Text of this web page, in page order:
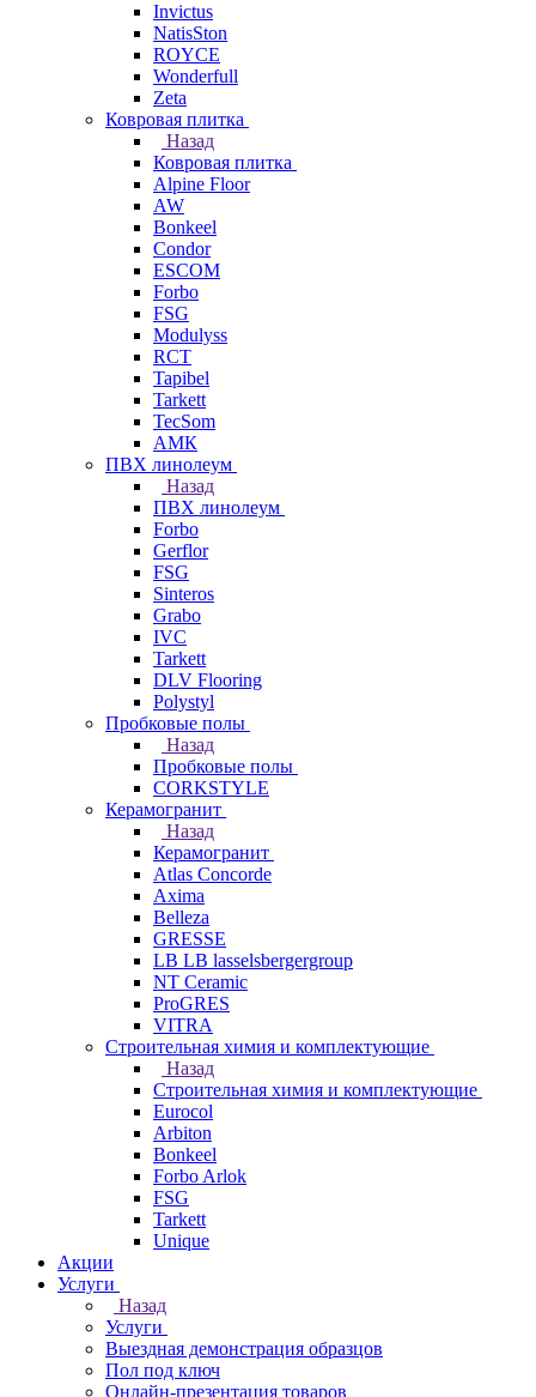
Invictus
NatisSton
ROYCE
Wonderfull
Zeta
Ковровая плитка
Назад
Ковровая плитка
Alpine Floor
AW
Bonkeel
Condor
ESCOM
Forbo
FSG
Modulyss
RCT
Tapibel
Tarkett
TecSom
АМК
ПВХ линолеум
Назад
ПВХ линолеум
Forbo
Gerflor
FSG
Sinteros
Grabo
IVC
Tarkett
DLV Flooring
Polystyl
Пробковые полы
Назад
Пробковые полы
CORKSTYLE
Керамогранит
Назад
Керамогранит
Atlas Concorde
Axima
Belleza
GRESSE
LB LB lasselsbergergroup
NT Ceramic
ProGRES
VITRA
Строительная химия и комплектующие
Назад
Строительная химия и комплектующие
Eurocol
Arbiton
Bonkeel
Forbo Arlok
FSG
Tarkett
Unique
Акции
Услуги
Назад
Услуги
Выездная демонстрация образцов
Пол под ключ
Онлайн-презентация товаров